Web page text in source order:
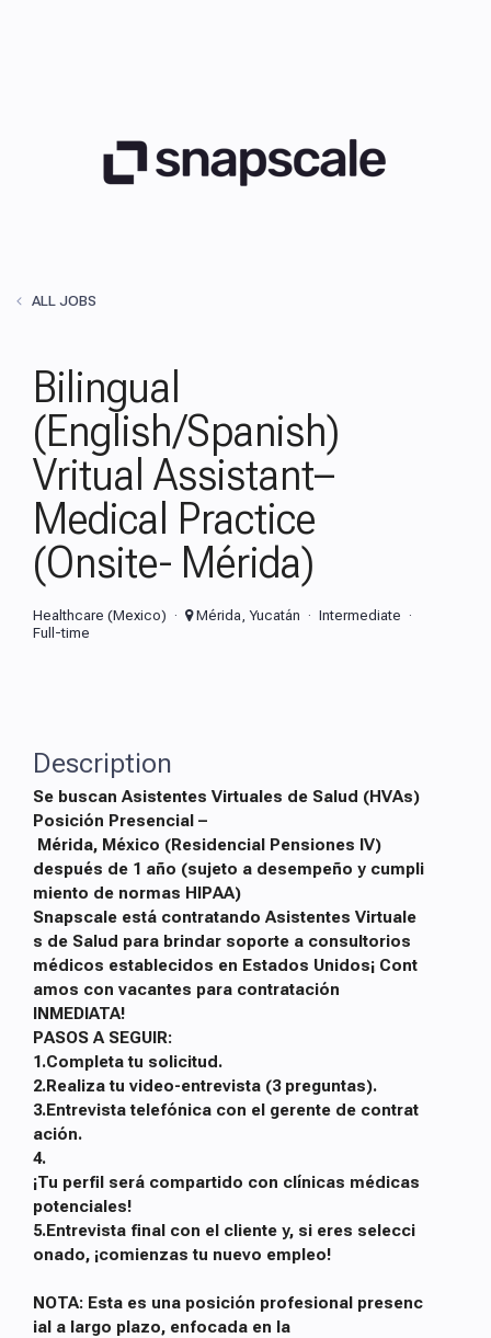
ALL JOBS
Bilingual
(English/Spanish)
Vritual Assistant–
Medical Practice
(Onsite- Mérida)
Healthcare (Mexico) Mérida, Yucatán
Intermediate
Full-time
Description
Se buscan Asistentes Virtuales de Salud (HVAs)
Posición Presencial –
Mérida, México (Residencial Pensiones IV)
después de 1 año (sujeto a desempeño y cumpli
miento de normas HIPAA)
Snapscale está contratando Asistentes Virtuale
s de Salud para brindar soporte a consultorios
médicos establecidos en Estados Unidos¡ Cont
amos con vacantes para contratación
INMEDIATA!
PASOS A SEGUIR:
1.Completa tu solicitud.
2.Realiza tu video-entrevista (3 preguntas).
3.Entrevista telefónica con el gerente de contrat
ación.
4.
¡Tu perfil será compartido con clínicas médicas
potenciales!
5.Entrevista final con el cliente y, si eres selecci
onado, ¡comienzas tu nuevo empleo!
NOTA: Esta es una posición profesional presenc
ial a largo plazo, enfocada en la